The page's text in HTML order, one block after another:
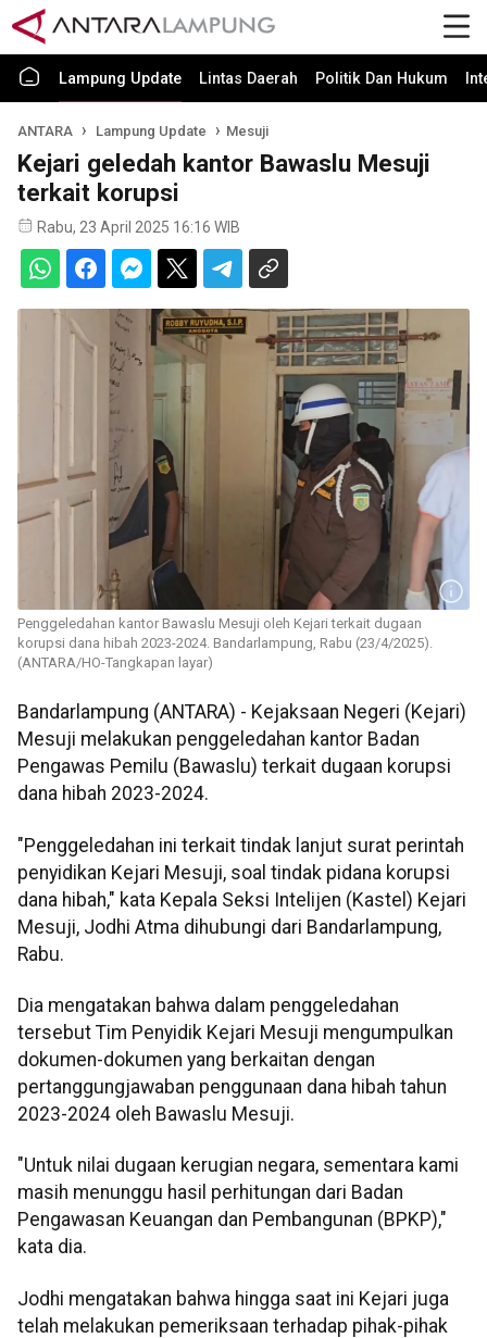
Lampung Update Lintas Daerah Politik Dan Hukum
ANTARA Lampung Update Mesuji
Kejari geledah kantor Bawaslu Mesuji
terkait korupsi
Rabu, 23 April 2025 16:16 WIB
Penggeledahan kantor Bawaslu Mesuji oleh Kejari terkait dugaan
korupsi dana hibah 2023-2024. Bandarlampung, Rabu (23/4/2025).
(ANTARA/HO-Tangkapan layar)
Bandarlampung (ANTARA) - Kejaksaan Negeri (Kejari)
Mesuji melakukan penggeledahan kantor Badan
Pengawas Pemilu (Bawaslu) terkait dugaan korupsi
dana hibah 2023-2024.
"Penggeledahan ini terkait tindak lanjut surat perintah
penyidikan Kejari Mesuji, soal tindak pidana korupsi
dana hibah," kata Kepala Seksi Intelijen (Kastel) Kejari
Mesuji, Jodhi Atma dihubungi dari Bandarlampung,
Rabu.
Dia mengatakan bahwa dalam penggeledahan
tersebut Tim Penyidik Kejari Mesuji mengumpulkan
dokumen-dokumen yang berkaitan dengan
pertanggungjawaban penggunaan dana hibah tahun
2023-2024 oleh Bawaslu Mesuji.
"Untuk nilai dugaan kerugian negara, sementara kami
masih menunggu hasil perhitungan dari Badan
Pengawasan Keuangan dan Pembangunan (BPKP),"
kata dia.
Jodhi mengatakan bahwa hingga saat ini Kejari juga
telah melakukan pemeriksaan terhadap pihak-pihak